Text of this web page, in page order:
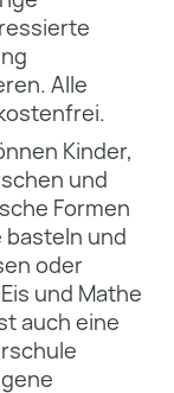
Alle
Kinder,
und
Formen
und
oder
und Mathe
auch eine